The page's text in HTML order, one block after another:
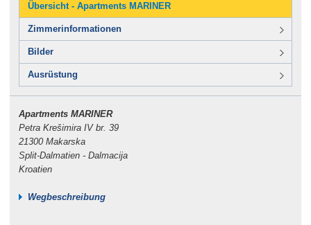
Übersicht - Apartments MARINER
Zimmerinformationen
Bilder
Ausrüstung
Apartments MARINER
Petra Krešimira IV br. 39
21300 Makarska
Split-Dalmatien - Dalmacija
Kroatien
Wegbeschreibung